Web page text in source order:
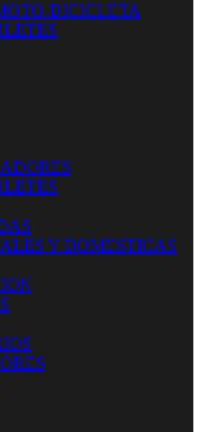
BICICLETA
Y DOMESTICAS